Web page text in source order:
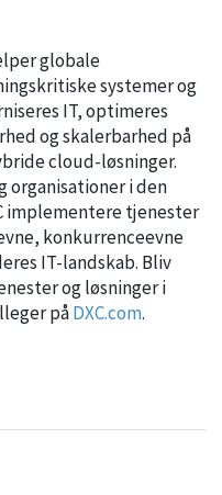
globale
systemer og
IT, optimeres
og skalerbarhed på
cloud-løsninger.
organisationer i den
implementere tjenester
konkurrenceevne
IT-landskab. Bliv
og løsninger i
påDXC.com.